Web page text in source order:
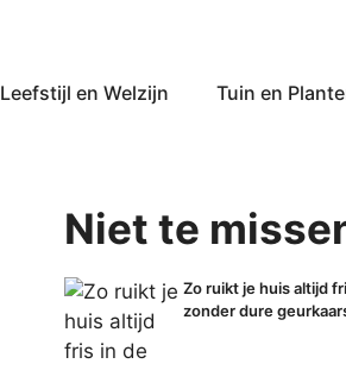
Leefstijl en Welzijn Tuin en
Niet te
Zo ruikt je huis altijd
zonder dure